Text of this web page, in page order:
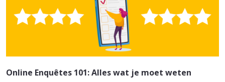
Online Enquêtes 101: Alles wat je moet weten